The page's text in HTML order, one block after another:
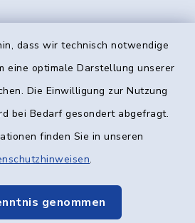
dass wir technisch notwendige
eine optimale Darstellung unserer
Die Einwilligung zur Nutzung
bei Bedarf gesondert abgefragt.
finden Sie in unseren
.
genommen
Kontakt
Kommunikation